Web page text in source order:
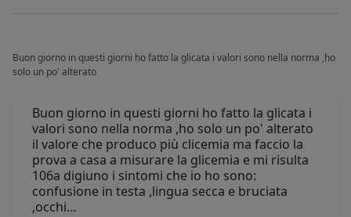
Buon giorno in questi giorni ho fatto la glicata i valori sono nella norma ,ho
solo un po' alterato
Buon giorno in questi giorni ho fatto la glicata i
valori sono nella norma ,ho solo un po' alterato
il valore che produco più clicemia ma faccio la
prova a casa a misurare la glicemia e mi risulta
106a digiuno i sintomi che io ho sono:
confusione in testa ,lingua secca e bruciata
,occhi…